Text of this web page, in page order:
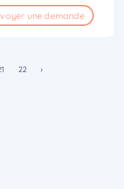
une demande
22 ›